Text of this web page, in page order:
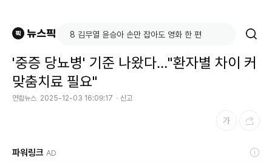
'중증 당뇨병' 기준 나왔다…"환자별 차이 커
맞춤치료 필요"
연합뉴스 2025-12-03 16:09:17 신고
파워링크 AD